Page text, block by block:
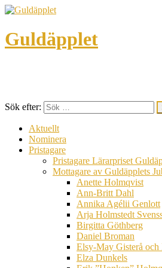
Guldäpplet
Sök efter:
Aktuellt
Nominera
Pristagare
Pristagare Lärarpriset
Mottagare av Guldäpplets
Anette Holmqvist
Ann-Britt Dahl
Annika Agélii Genlott
Arja Holmstedt
Birgitta Göthberg
Daniel Broman
Elsy-May Gisterå och
Elza Dunkels